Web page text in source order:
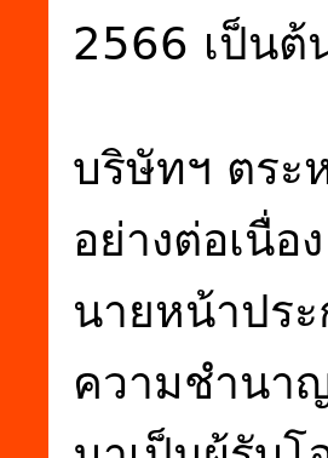
2566 เป็นต้
บริษัทฯ ตระ
อย่างต่อเนื่อ
นายหน้าปร
ความชำนา